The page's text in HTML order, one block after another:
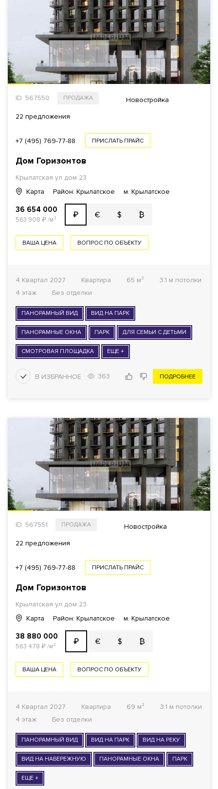
ID: 567550 ПРОДАЖА Новостройка
22 предложения
+7 (495) 769-77-88 ПРИСЛАТЬ ПРАЙС
Дом Горизонтов
Крылатская ул дом 23
Карта
Район: Крылатское м. Крылатское
36 654 000
563 908 ₽/м² ₽ € $ ₿
ВАША ЦЕНА ВОПРОС ПО ОБЪЕКТУ
4 Квартал 2027 Квартира 65 м²
3.1 м потолки
4 этаж
Без отделки
ПАНОРАМНЫЙ ВИД ВИД НА ПАРК
ПАНОРАМНЫЕ ОКНА ПАРК ДЛЯ СЕМЬИ С ДЕТЬМИ
СМОТРОВАЯ ПЛОЩАДКА ЕЩЕ +
363 ПОДРОБНЕЕ
ID: 567551 ПРОДАЖА Новостройка
22 предложения
+7 (495) 769-77-88 ПРИСЛАТЬ ПРАЙС
Дом Горизонтов
Крылатская ул дом 23
Карта
Район: Крылатское м. Крылатское
38 880 000
563 478 ₽/м² ₽ € $ ₿
ВАША ЦЕНА ВОПРОС ПО ОБЪЕКТУ
4 Квартал 2027 Квартира 69 м²
3.1 м потолки
4 этаж
Без отделки
ПАНОРАМНЫЙ ВИД ВИД НА ПАРК ВИД НА РЕКУ
ВИД НА НАБЕРЕЖНУЮ ПАНОРАМНЫЕ ОКНА ПАРК
ЕЩЕ +